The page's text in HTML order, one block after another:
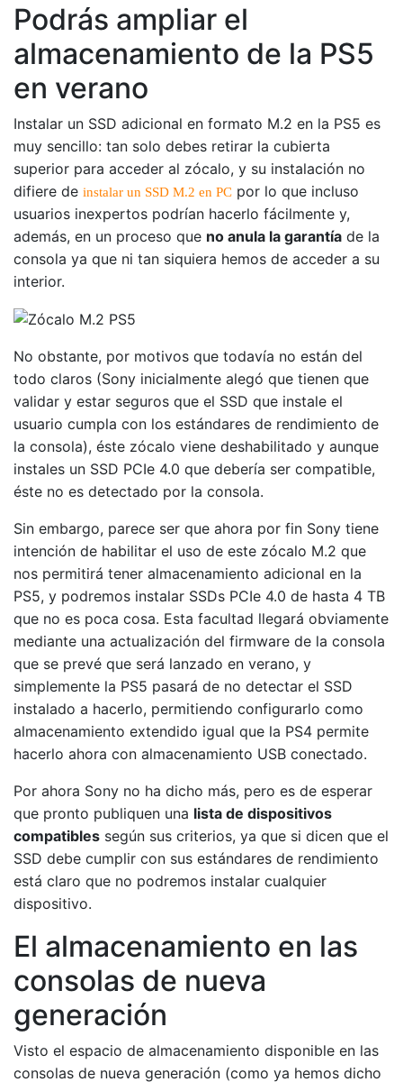
Podrás ampliar el
almacenamiento de la PS5
en verano
Instalar un SSD adicional en formato M.2 en la PS5 es
muy sencillo: tan solo debes retirar la cubierta
superior para acceder al zócalo, y su instalación no
difiere de instalar un SSD M.2 en PC por lo que incluso
usuarios inexpertos podrían hacerlo fácilmente y,
además, en un proceso que no anula la garantía de la
consola ya que ni tan siquiera hemos de acceder a su
interior.
No obstante, por motivos que todavía no están del
todo claros (Sony inicialmente alegó que tienen que
validar y estar seguros que el SSD que instale el
usuario cumpla con los estándares de rendimiento de
la consola), éste zócalo viene deshabilitado y aunque
instales un SSD PCIe 4.0 que debería ser compatible,
éste no es detectado por la consola.
Sin embargo, parece ser que ahora por fin Sony tiene
intención de habilitar el uso de este zócalo M.2 que
nos permitirá tener almacenamiento adicional en la
PS5, y podremos instalar SSDs PCIe 4.0 de hasta 4 TB
que no es poca cosa. Esta facultad llegará obviamente
mediante una actualización del firmware de la consola
que se prevé que será lanzado en verano, y
simplemente la PS5 pasará de no detectar el SSD
instalado a hacerlo, permitiendo configurarlo como
almacenamiento extendido igual que la PS4 permite
hacerlo ahora con almacenamiento USB conectado.
Por ahora Sony no ha dicho más, pero es de esperar
que pronto publiquen una lista de dispositivos
compatibles según sus criterios, ya que si dicen que el
SSD debe cumplir con sus estándares de rendimiento
está claro que no podremos instalar cualquier
dispositivo.
El almacenamiento en las
consolas de nueva
generación
Visto el espacio de almacenamiento disponible en las
consolas de nueva generación (como ya hemos dicho